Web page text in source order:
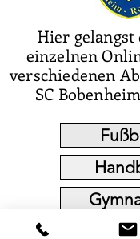
Hier gelangst
einzelnen
verschiedenen
SC